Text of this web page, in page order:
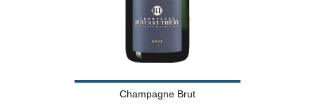
Champagne Brut